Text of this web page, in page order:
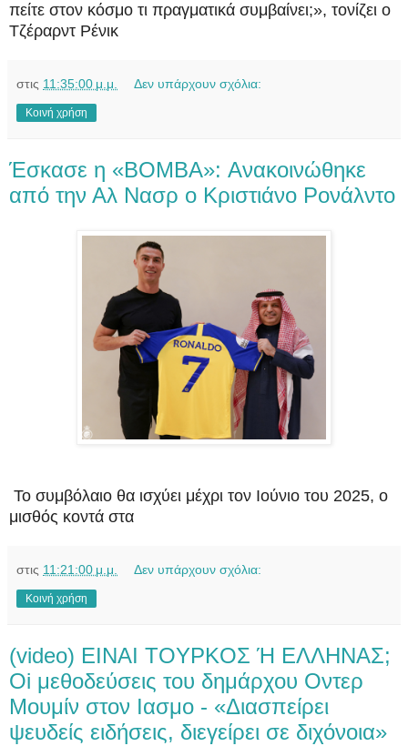
πείτε στον κόσμο τι πραγματικά συμβαίνει;», τονίζει ο
Τζέραρντ Ρένικ
στις 11:35:00 μ.μ. Δεν υπάρχουν σχόλια:
Κοινή χρήση
Έσκασε η «BOMBA»: Ανακοινώθηκε
από την Αλ Νασρ ο Κριστιάνο Ρονάλντο
Το συμβόλαιο θα ισχύει μέχρι τον Ιούνιο του 2025, ο
μισθός κοντά στα
στις 11:21:00 μ.μ. Δεν υπάρχουν σχόλια:
Κοινή χρήση
(video) EINAI TOYPKOΣ Ή ΕΛΛΗΝΑΣ;
Οi μεθοδεύσεις του δημάρχου Οντερ
Μουμίν στον Ιασμο - «Διασπείρει
ψευδείς ειδήσεις, διεγείρει σε διχόνοια»